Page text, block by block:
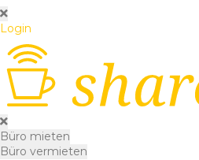
Login
Büro mieten
Büro vermieten